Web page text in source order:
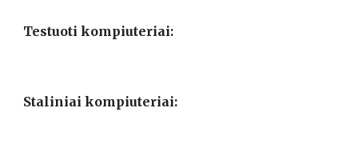
Testuoti kompiuteriai:
Staliniai kompiuteriai: